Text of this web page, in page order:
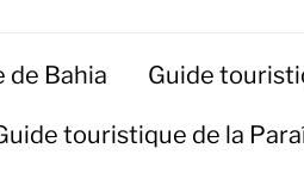
de Bahia Guide
touristique de la